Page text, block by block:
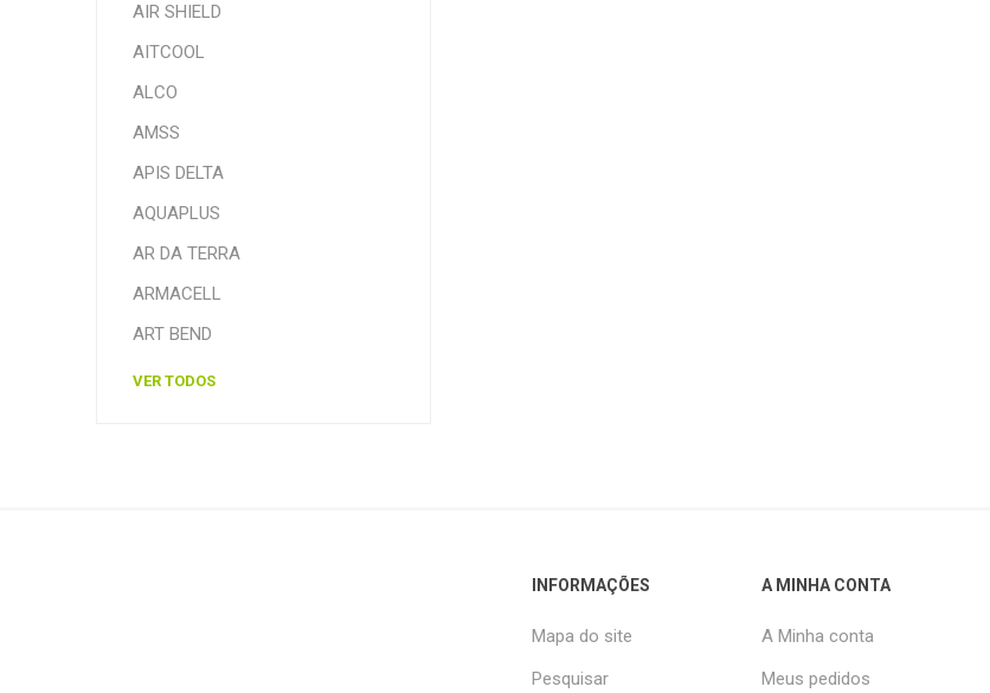
AIR SHIELD
AITCOOL
ALCO
AMSS
APIS DELTA
AQUAPLUS
AR DA TERRA
ARMACELL
ART BEND
VER TODOS
INFORMAÇÕES
Mapa do site
Pesquisar
A MINHA CONTA
A Minha conta
Meus pedidos